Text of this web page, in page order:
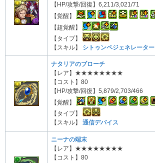
【HP/攻撃/回復】6,211/3,021/71
【覚醒】
【超覚醒】
【タイプ】
【スキル】 シトゥンペジェネレーター
ナタリアのブローチ
【レア】★★★★★★★★
【コスト】80
【HP/攻撃/回復】5,879/2,703/466
【覚醒】
【タイプ】
【スキル】 通信デバイス
ニーナの端末
【レア】★★★★★★★★
【コスト】80